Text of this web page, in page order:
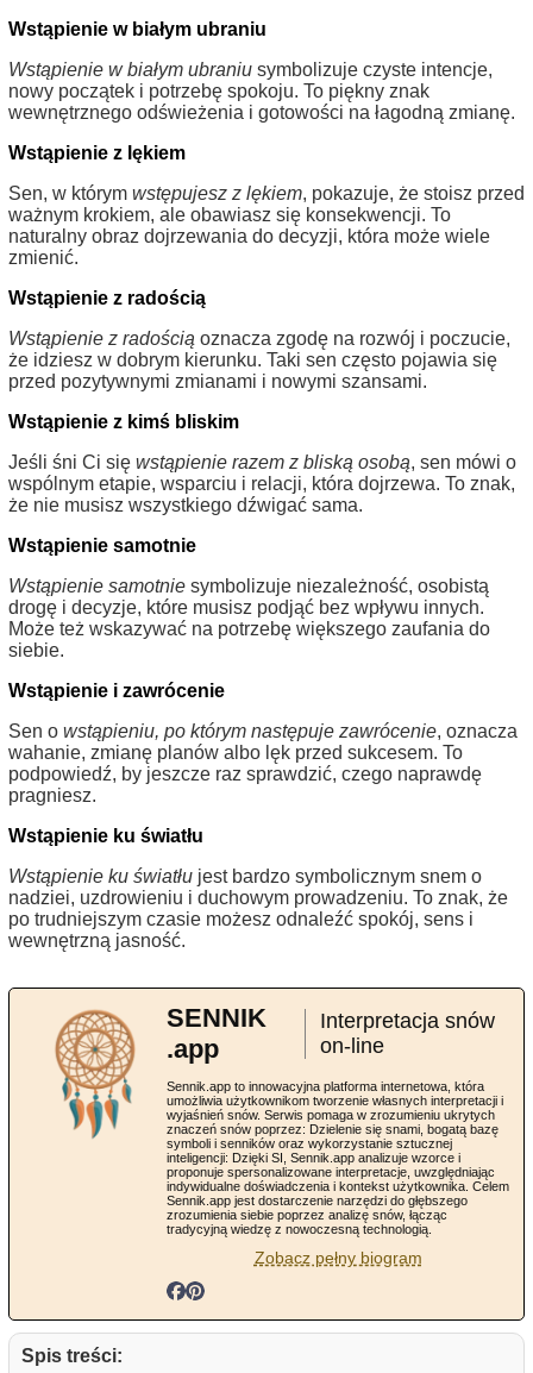
Wstąpienie w białym ubraniu
Wstąpienie w białym ubraniu symbolizuje czyste intencje,
nowy początek i potrzebę spokoju. To piękny znak
wewnętrznego odświeżenia i gotowości na łagodną zmianę.
Wstąpienie z lękiem
Sen, w którym wstępujesz z lękiem, pokazuje, że stoisz przed
ważnym krokiem, ale obawiasz się konsekwencji. To
naturalny obraz dojrzewania do decyzji, która może wiele
zmienić.
Wstąpienie z radością
Wstąpienie z radością oznacza zgodę na rozwój i poczucie,
że idziesz w dobrym kierunku. Taki sen często pojawia się
przed pozytywnymi zmianami i nowymi szansami.
Wstąpienie z kimś bliskim
Jeśli śni Ci się wstąpienie razem z bliską osobą, sen mówi o
wspólnym etapie, wsparciu i relacji, która dojrzewa. To znak,
że nie musisz wszystkiego dźwigać sama.
Wstąpienie samotnie
Wstąpienie samotnie symbolizuje niezależność, osobistą
drogę i decyzje, które musisz podjąć bez wpływu innych.
Może też wskazywać na potrzebę większego zaufania do
siebie.
Wstąpienie i zawrócenie
Sen o wstąpieniu, po którym następuje zawrócenie, oznacza
wahanie, zmianę planów albo lęk przed sukcesem. To
podpowiedź, by jeszcze raz sprawdzić, czego naprawdę
pragniesz.
Wstąpienie ku światłu
Wstąpienie ku światłu jest bardzo symbolicznym snem o
nadziei, uzdrowieniu i duchowym prowadzeniu. To znak, że
po trudniejszym czasie możesz odnaleźć spokój, sens i
wewnętrzną jasność.
SENNIK
.app
Interpretacja snów
on-line
Sennik.app to innowacyjna platforma internetowa, która
umożliwia użytkownikom tworzenie własnych interpretacji i
wyjaśnień snów. Serwis pomaga w zrozumieniu ukrytych
znaczeń snów poprzez: Dzielenie się snami, bogatą bazę
symboli i senników oraz wykorzystanie sztucznej
inteligencji: Dzięki SI, Sennik.app analizuje wzorce i
proponuje spersonalizowane interpretacje, uwzględniając
indywidualne doświadczenia i kontekst użytkownika. Celem
Sennik.app jest dostarczenie narzędzi do głębszego
zrozumienia siebie poprzez analizę snów, łącząc
tradycyjną wiedzę z nowoczesną technologią.
Zobacz pełny biogram
Spis treści: